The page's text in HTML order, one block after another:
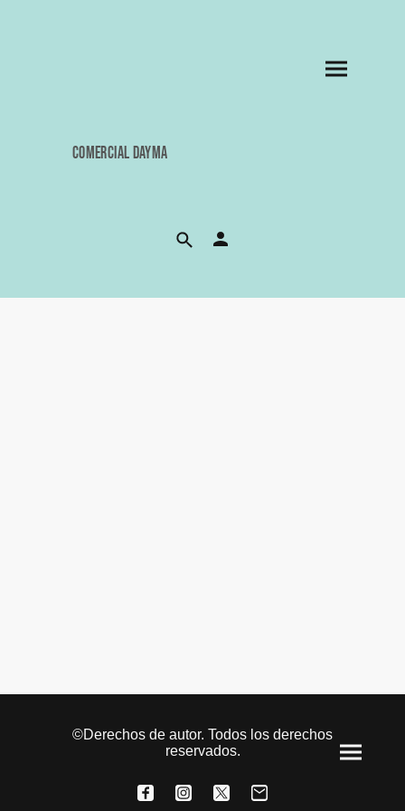
COMERCIAL DAYMA
©Derechos de autor. Todos los derechos
reservados.